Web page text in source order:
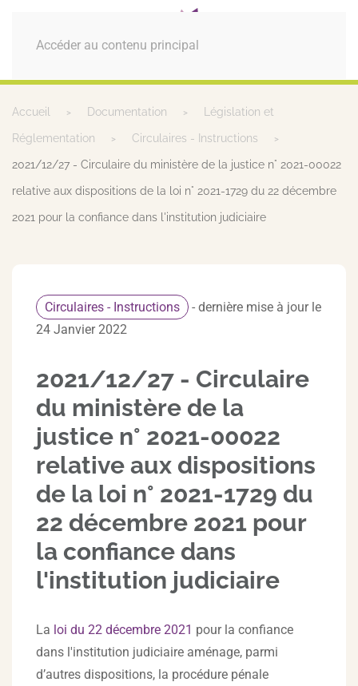
Accéder au contenu principal
MENU
Accueil Documentation Législation et
Réglementation Circulaires - Instructions
2021/12/27 - Circulaire du ministère de la justice n° 2021-00022
relative aux dispositions de la loi n° 2021-1729 du 22 décembre
2021 pour la confiance dans l'institution judiciaire
Circulaires - Instructions
- dernière mise à jour le
24 Janvier 2022
2021/12/27 - Circulaire
du ministère de la
justice n° 2021-00022
relative aux dispositions
de la loi n° 2021-1729 du
22 décembre 2021 pour
la confiance dans
l'institution judiciaire
La loi du 22 décembre 2021 pour la confiance
dans l'institution judiciaire aménage, parmi
d’autres dispositions, la procédure pénale